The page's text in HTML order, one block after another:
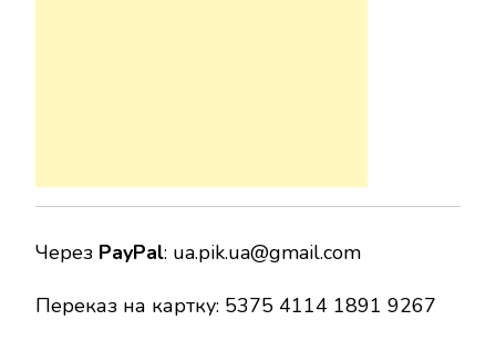
Через PayPal: ua.pik.ua@gmail.com
Переказ на картку: 5375 4114 1891 9267